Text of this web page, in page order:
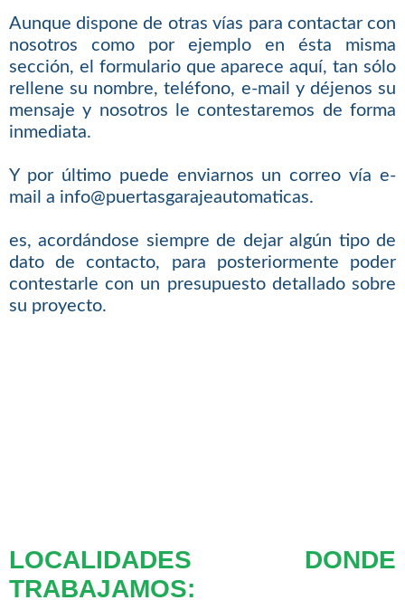
Aunque dispone de otras vías para contactar con
nosotros como por ejemplo en ésta misma
sección, el formulario que aparece aquí, tan sólo
rellene su nombre, teléfono, e-mail y déjenos su
mensaje y nosotros le contestaremos de forma
inmediata.
Y por último puede enviarnos un correo vía e-
mail a info@puertasgarajeautomaticas.
es, acordándose siempre de dejar algún tipo de
dato de contacto, para posteriormente poder
contestarle con un presupuesto detallado sobre
su proyecto.
LOCALIDADES DONDE
TRABAJAMOS: